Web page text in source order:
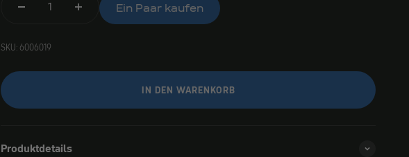
Ein Paar kaufen
SKU: 6006019
IN DEN WARENKORB
Produktdetails